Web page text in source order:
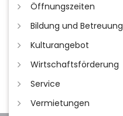
Öffnungszeiten
Bildung und Betreuung
Kulturangebot
Wirtschaftsförderung
Service
Vermietungen